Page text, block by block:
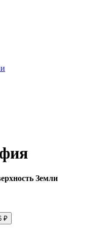
Земли
₽